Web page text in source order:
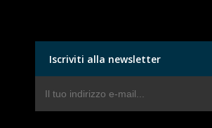
Iscriviti alla newsletter